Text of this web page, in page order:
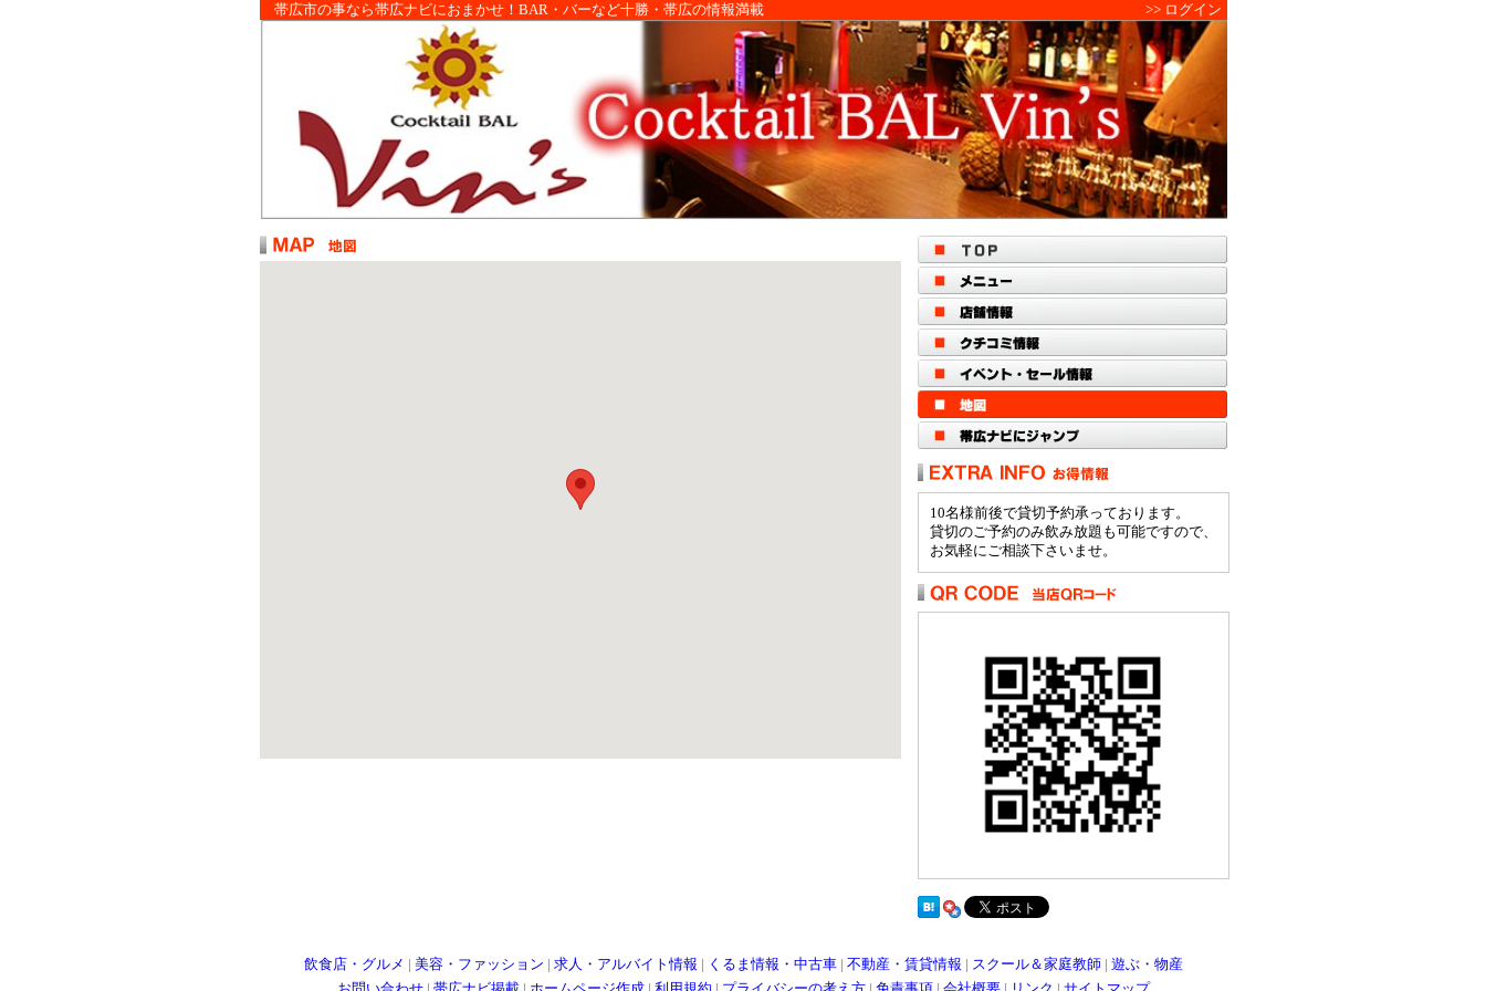
帯広市の事なら帯広ナビにおまかせ！BAR・バーなど十勝・帯広の情報満載 >> ログイン
10名様前後で貸切予約承っております。
貸切のご予約のみ飲み放題も可能ですので、
お気軽にご相談下さいませ。
飲食店・グルメ 美容・ファッション 求人・アルバイト情報 くるま情報・中古車| 不動産・賃貸情報 スクール＆家庭教師
遊ぶ・物産